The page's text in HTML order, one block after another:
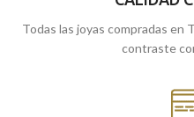
Todas las joyas compradas en
contraste